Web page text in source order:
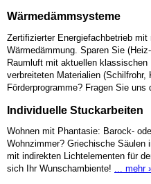
Wärmedämmsysteme
Zertifizierter Energiefachbetrieb
Wärmedämmung. Sparen Sie
Raumluft mit aktuellen klassischen
verbreiteten Materialien (Schilfrohr,
Förderprogramme? Fragen Sie uns
Individuelle Stuckarbeiten
Wohnen mit Phantasie: Barock-
Wohnzimmer? Griechische Säulen
mit indirekten Lichtelementen für
sich Ihr Wunschambiente!
... mehr